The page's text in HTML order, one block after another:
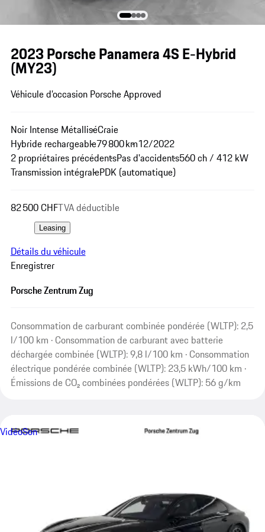
2023 Porsche Panamera 4S E-Hybrid
(MY23)
Véhicule d’occasion Porsche Approved
Noir Intense MétalliséCraie
Hybride rechargeable79 800 km12/2022
2 propriétaires précédentsPas d'accidents560 ch / 412 kW
Transmission intégralePDK (automatique)
82 500 CHFTVA déductible
Leasing
Détails du véhicule
Enregistrer
Porsche Zentrum Zug
Consommation de carburant combinée pondérée (WLTP): 2,5
l/100 km · Consommation de carburant avec batterie
déchargée combinée (WLTP): 9,8 l/100 km · Consommation
électrique pondérée combinée (WLTP): 23,5 kWh/100 km ·
Émissions de CO₂ combinées pondérées (WLTP): 56 g/km
VidéoSon